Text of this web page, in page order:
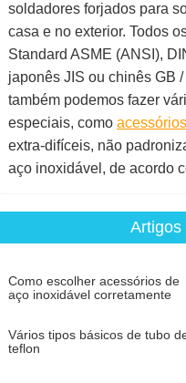
soldadores forjados para
casa e no exterior. Todos
Standard ASME (ANSI),
japonês JIS ou chinês GB
também podemos fazer
especiais, como
extra-difíceis, não
aço inoxidável, de acordo
Artigos
Como escolher acessórios de
aço inoxidável corretamente
Vários tipos básicos de tubo
teflon